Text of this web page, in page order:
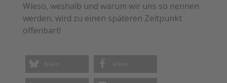
Wieso, weshalb und warum wir uns so nennen
werden, wird zu einen späteren Zeitpunkt
offenbart!